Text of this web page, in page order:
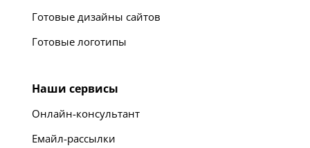
Готовые дизайны сайтов
Готовые логотипы
Наши сервисы
Онлайн-консультант
Емайл-рассылки